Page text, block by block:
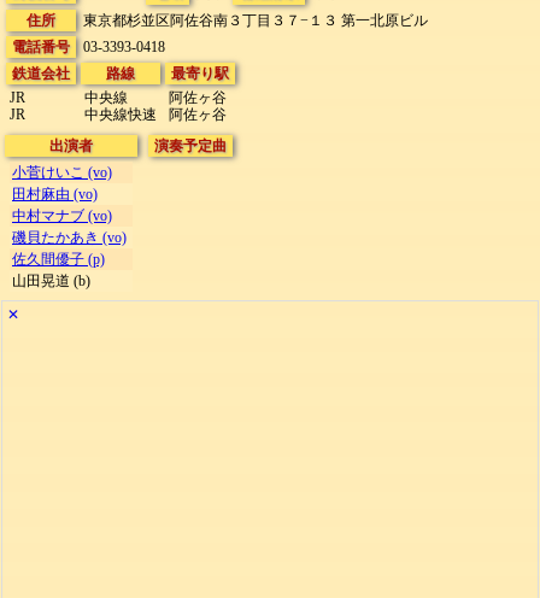
住所
東京都杉並区阿佐谷南３丁目３７−１３ 第一北原ビル
電話番号
03-3393-0418
鉄道会社
JR
JR
路線
中央線
中央線快速
最寄り駅
阿佐ヶ谷
阿佐ヶ谷
出演者
小菅けいこ (vo)
田村麻由 (vo)
中村マナブ (vo)
磯貝たかあき (vo)
佐久間優子 (p)
山田晃道 (b)
演奏予定曲
✕